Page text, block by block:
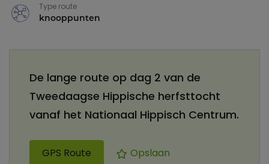
Type route
knooppunten
De lange route op dag 2 van de
Tweedaagse Hippische herfsttocht
vanaf het Nationaal Hippisch Centrum.
GPS Route Opslaan